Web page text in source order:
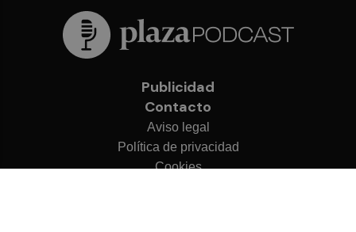
Publicidad
Contacto
Aviso legal
Política de privacidad
Cookies